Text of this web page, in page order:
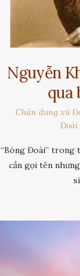
Nguyễn
qua
Chân dung xứ
Đoài
“Bóng Đoài” trong
cần gọi tên